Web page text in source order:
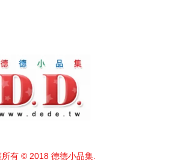
所有 © 2018 德德小品集.